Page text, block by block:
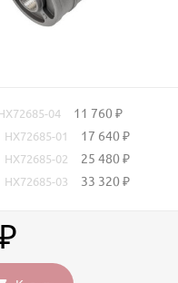
04 11 760
HX72685-01 17 640
HX72685-02 25 480
HX72685-03 33 320